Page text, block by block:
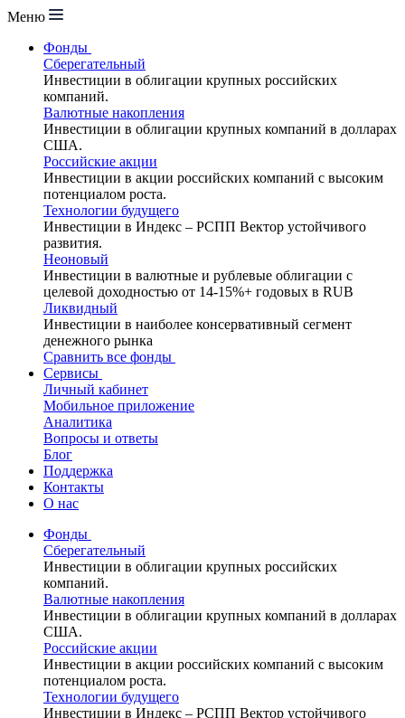
Меню
Фонды
Сберегательный
Инвестиции в облигации крупных российских
компаний.
Валютные накопления
Инвестиции в облигации крупных компаний в долларах
США.
Российские акции
Инвестиции в акции российских компаний с высоким
потенциалом роста.
Технологии будущего
Инвестиции в Индекс – РСПП Вектор устойчивого
развития.
Неоновый
Инвестиции в валютные и рублевые облигации с
целевой доходностью от 14-15%+ годовых в RUB
Ликвидный
Инвестиции в наиболее консервативный сегмент
денежного рынка
Сравнить все фонды
Сервисы
Личный кабинет
Мобильное приложение
Аналитика
Вопросы и ответы
Блог
Поддержка
Контакты
О нас
Фонды
Сберегательный
Инвестиции в облигации крупных российских
компаний.
Валютные накопления
Инвестиции в облигации крупных компаний в долларах
США.
Российские акции
Инвестиции в акции российских компаний с высоким
потенциалом роста.
Технологии будущего
Инвестиции в Индекс – РСПП Вектор устойчивого